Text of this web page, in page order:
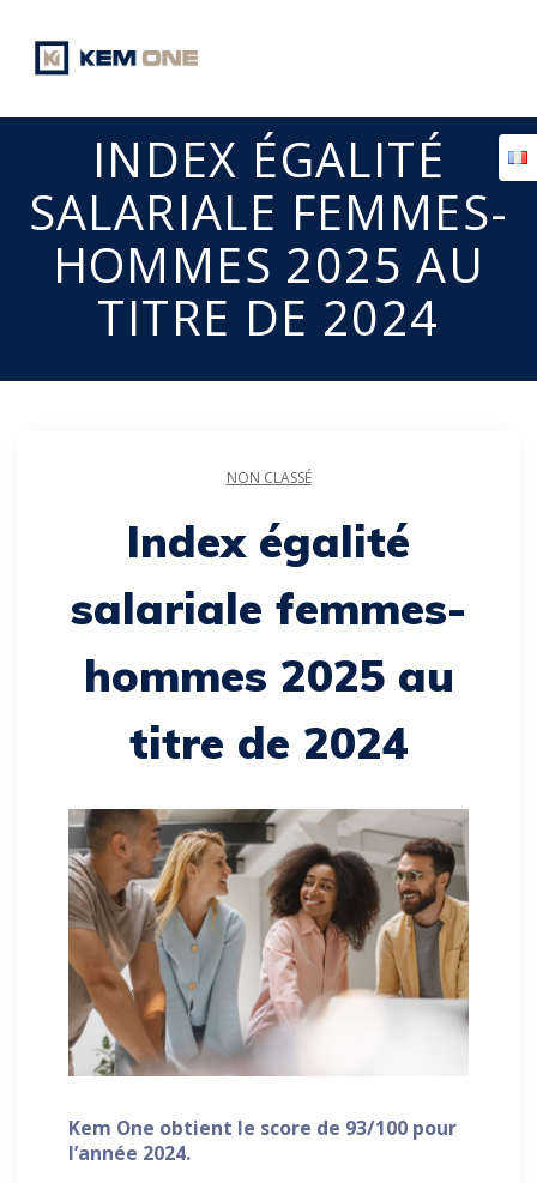
INDEX ÉGALITÉ
SALARIALE FEMMES-
HOMMES 2025 AU
TITRE DE 2024
NON CLASSÉ
Index égalité
salariale femmes-
hommes 2025 au
titre de 2024
Kem One obtient le score de 93/100 pour
l’année 2024.